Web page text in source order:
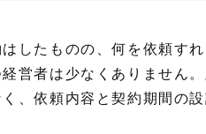
したものの、何を依頼す
営者は少なくありません
、依頼内容と契約期間の